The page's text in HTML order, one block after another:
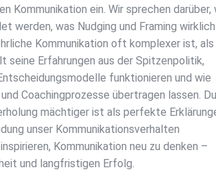
Kommunikation ein. Wir sprechen darüber,
werden, was Nudging und Framing wirklich
Kommunikation oft komplexer ist, als
seine Erfahrungen aus der Spitzenpolitik,
funktionieren und wie
Coachingprozesse übertragen lassen. Du
mächtiger ist als perfekte
unser Kommunikationsverhalten
Kommunikation neu zu denken –
und langfristigen Erfolg.